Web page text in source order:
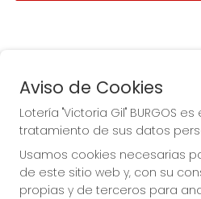
La de la
Gamonal
Aviso de Cookies
Lotería "Victoria Gil" BURGOS
tratamiento de sus datos
Usamos cookies necesarias
de este sitio web y, con su
propias y de terceros para